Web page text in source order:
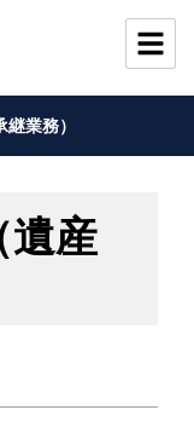
業務）
遺産